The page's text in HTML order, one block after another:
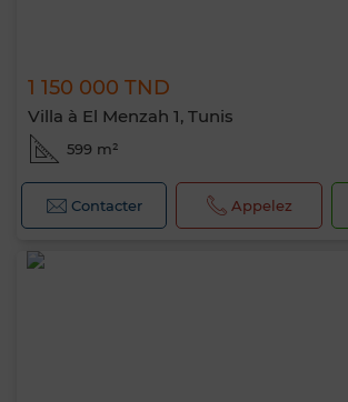
1 150 000 TND
Villa à El Menzah 1, Tunis
599 m²
Contacter Appelez